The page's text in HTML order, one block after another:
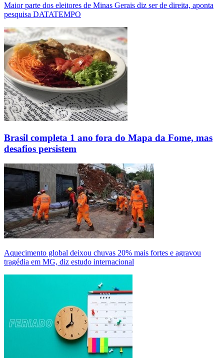
Maior parte dos eleitores de Minas Gerais diz ser de direita, aponta
pesquisa DATATEMPO
Brasil completa 1 ano fora do Mapa da Fome, mas
desafios persistem
Aquecimento global deixou chuvas 20% mais fortes e agravou
tragédia em MG, diz estudo internacional